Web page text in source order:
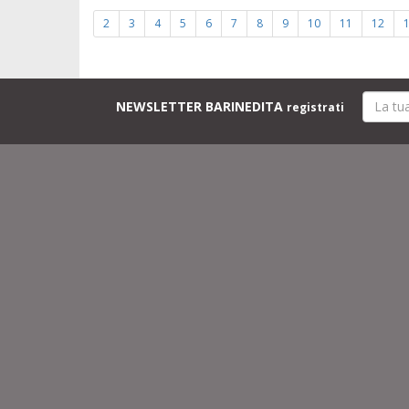
2 3 4 5 6 7 8 9 10 11 12
NEWSLETTER BARINEDITA registrati